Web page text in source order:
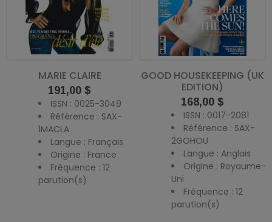
MARIE CLAIRE
Prix
191,00 $
ISSN : 0025-3049
Référence : SAX-
1MACLA
Langue : Français
Origine : France
Fréquence : 12
parution(s)
GOOD HOUSEKEEPING (UK
EDITION)
Prix
168,00 $
ISSN : 0017-2081
Référence : SAX-
2GOHOU
Langue : Anglais
Origine : Royaume-
Uni
Fréquence : 12
parution(s)